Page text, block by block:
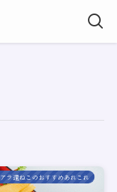
アラ還ねこのおすすめあれこれ